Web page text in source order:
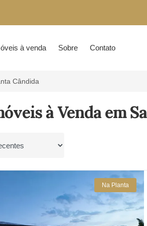
à venda Sobre Contato
Cândida
à Venda em
Na Planta